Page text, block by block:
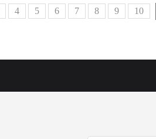
4 5 6 7 8 9 10